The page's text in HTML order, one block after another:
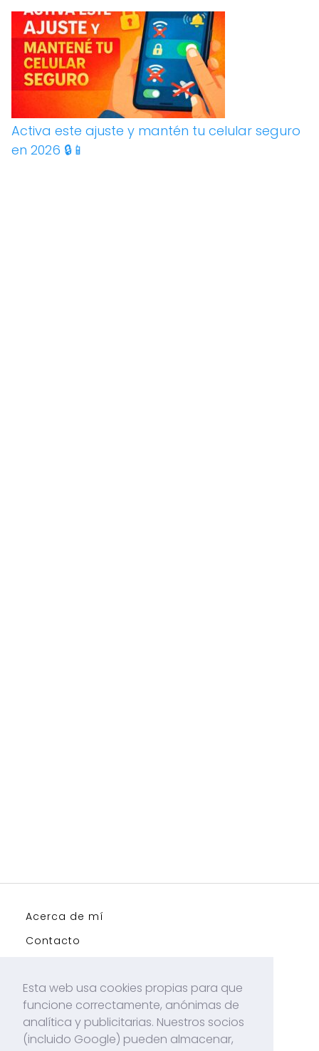
Activa este ajuste y mantén tu celular seguro
en 2026 🔒📱
Acerca de mí
Contacto
Politicas de Privacidad
Esta web usa cookies propias para que
funcione correctamente, anónimas de
analítica y publicitarias. Nuestros socios
(incluido Google) pueden almacenar,